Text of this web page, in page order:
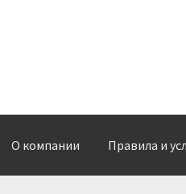
О компании Правила и